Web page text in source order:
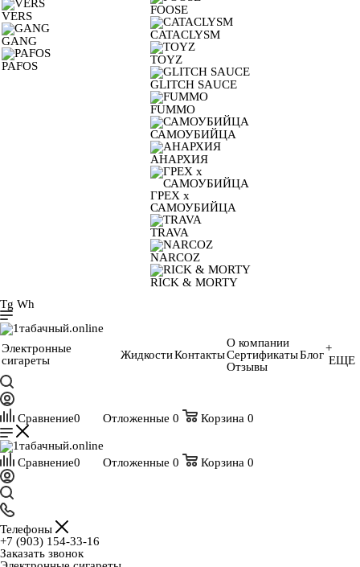
VERS
GANG
PAFOS
FOOSE
CATACLYSM
TOYZ
GLITCH SAUCE
FUMMO
САМОУБИЙЦА
АНАРХИЯ
ГРЕХ х
САМОУБИЙЦА
TRAVA
NARCOZ
RICK & MORTY
Tg Wh
Электронные
сигареты
ЖидкостиКонтакты
О компании
Сертификаты
Отзывы
Блог+
ЕЩЕ
Сравнение0 Отложенные 0 Корзина 0
Сравнение0 Отложенные 0 Корзина 0
Телефоны
+7 (903) 154-33-16
Заказать звонок